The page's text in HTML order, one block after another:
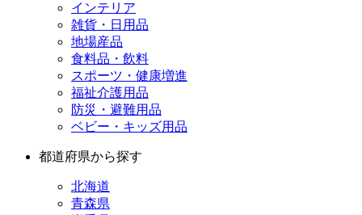
インテリア
雑貨・日用品
地場産品
食料品・飲料
スポーツ・健康増進
福祉介護用品
防災・避難用品
ベビー・キッズ用品
都道府県から探す
北海道
青森県